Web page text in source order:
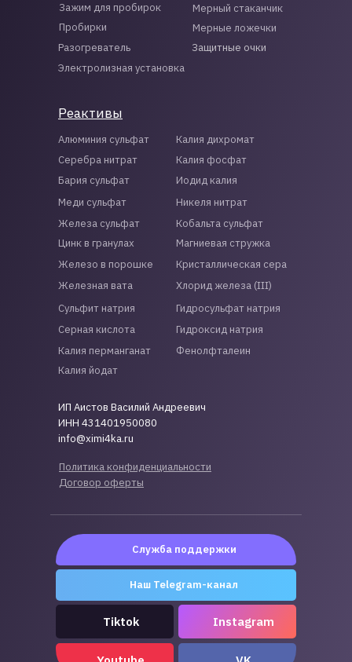
ИП Аистов Василий Андреевич
ИНН 431401950080
info@ximi4ka.ru
Договор оферты
Политика конфиденциальности
Серная кислота
Гидроксид натрия
Калия перманганат
Железа сульфат
Меди сульфат
Бария сульфат
Серебра нитрат
Алюминия сульфат
Пробирки
Разогреватель
Зажим для пробирок
Электролизная установка
Мерные ложечки
Защитные очки
Мерный стаканчик
Калия йодат
Фенолфталеин
Магниевая стружка
Кобальта сульфат
Никеля нитрат
Иодид калия
Калия фосфат
Калия дихромат
Гидросульфат натрия
Цинк в гранулах
Хлорид железа (III)
Кристаллическая сера
Сульфит натрия
Железная вата
Железо в порошке
Наш Telegram-канал
Служба поддержки
Реактивы
Instagram
Tiktok